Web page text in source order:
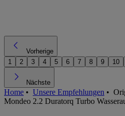
Vorherige
1
2 3 4 5 6 7 8 9 10
Nächste
Home • Unsere Empfehlungen •
Mondeo 2.2 Duratorq Turbo